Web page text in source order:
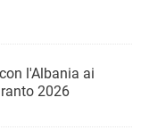
l'Albania ai
2026